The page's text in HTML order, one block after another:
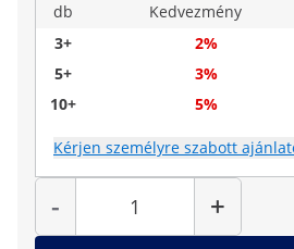
db
Kedvezmény
3+
2%
5+
3%
10+
5%
Kérjen személyre szabott
-
Mennyiség
+